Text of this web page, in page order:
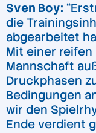
Sven Boy:
die
abgearbeitet
Mit einer
Mannschaft
Druckphasen
Bedingungen
wir den
Ende verdient